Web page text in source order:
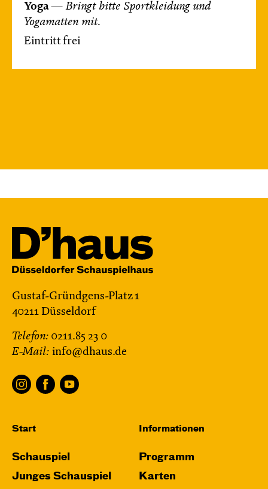
Yoga—Bringt bitte Sportkleidung und
Yogamatten mit.
Eintritt frei
Gustaf-Gründgens-Platz 1
40211 Düsseldorf
Telefon: 0211.85 23 0
E-Mail: info@dhaus.de
Start
Schauspiel
Junges Schauspiel
Informationen
Programm
Karten